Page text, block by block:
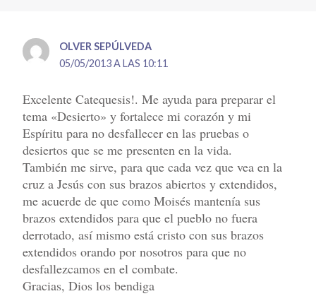
OLVER SEPÚLVEDA
05/05/2013 A LAS 10:11
Excelente Catequesis!. Me ayuda para preparar el
tema «Desierto» y fortalece mi corazón y mi
Espíritu para no desfallecer en las pruebas o
desiertos que se me presenten en la vida.
También me sirve, para que cada vez que vea en la
cruz a Jesús con sus brazos abiertos y extendidos,
me acuerde de que como Moisés mantenía sus
brazos extendidos para que el pueblo no fuera
derrotado, así mismo está cristo con sus brazos
extendidos orando por nosotros para que no
desfallezcamos en el combate.
Gracias, Dios los bendiga